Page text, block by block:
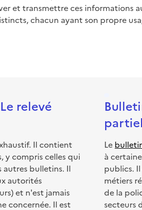
et transmettre ces informations
chacun ayant son propre
relevé
Il contient
y compris celles qui
autres bulletins. Il
autorités
et n'est jamais
concernée. Il est
Le
à
publics.
métiers
de la
secteurs